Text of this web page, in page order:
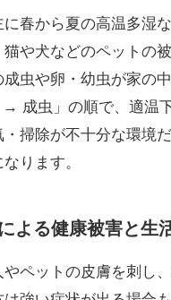
に春から夏の高温多湿
猫や犬などのペットの
成虫や卵・幼虫が家の
成虫」の順で、適温
・掃除が不十分な環境
ります。
よる健康被害と生
やペットの皮膚を刺し